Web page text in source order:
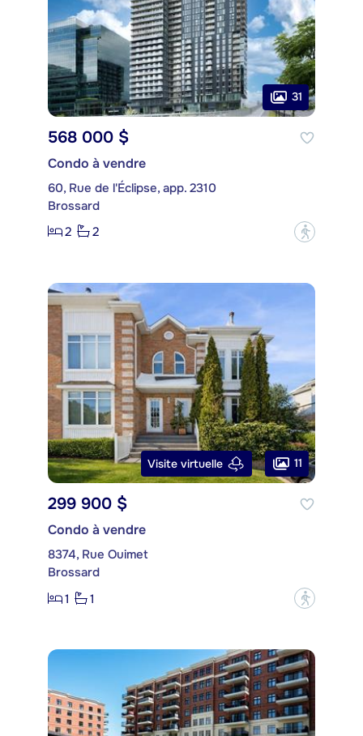
31
568 000 $
Condo à vendre
60, Rue de l'Éclipse, app. 2310
Brossard
2
2 ?
Visite virtuelle 11
299 900 $
Condo à vendre
8374, Rue Ouimet
Brossard
1
1 ?